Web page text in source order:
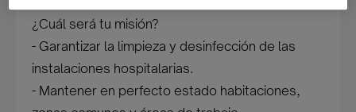
¿Cuál será tu misión?
- Garantizar la limpieza y desinfección de las
instalaciones hospitalarias.
- Mantener en perfecto estado habitaciones,